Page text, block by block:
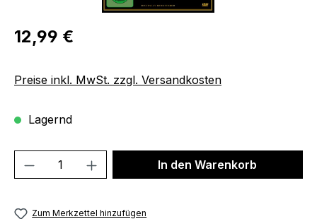
Regulärer Preis:
12,99 €
Preise inkl. MwSt. zzgl. Versandkosten
Lagernd
Produkt Anzahl: Gib denIn den Warenkorb
Zum Merkzettel hinzufügen